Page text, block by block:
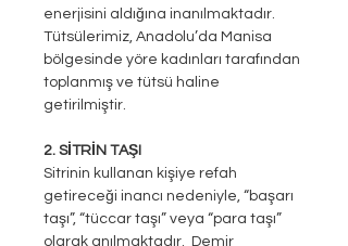
enerjisini aldığına inanılmaktadır.
Tütsülerimiz, Anadolu’da Manisa
bölgesinde yöre kadınları tarafından
toplanmış ve tütsü haline
getirilmiştir.
2. SİTRİN TAŞI
Sitrinin kullanan kişiye refah
getireceği inancı nedeniyle, “başarı
taşı”, “tüccar taşı” veya “para taşı”
olarak anılmaktadır. Demir